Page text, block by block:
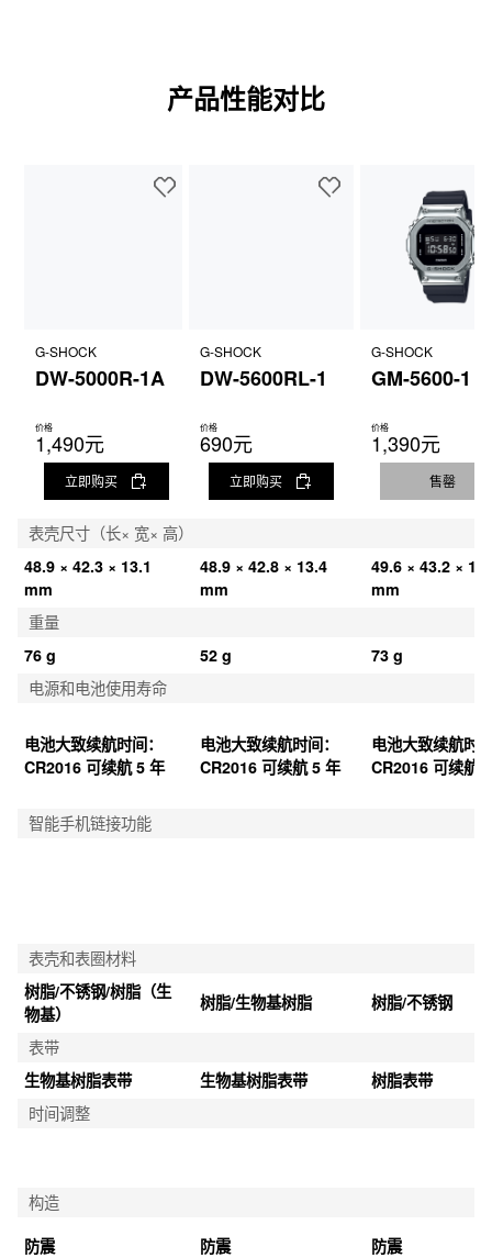
产品性能对比
G-SHOCK
DW-5000R-1A
价格
1,490元
立即购买
G-SHOCK
DW-5600RL-1
价格
690元
立即购买
G-SHOCK
GM-5600-1
价格
1,390元
售罄
表壳尺寸（长× 宽× 高）
48.9 × 42.3 × 13.1
mm
48.9 × 42.8 × 13.4
mm
49.6 × 43.2 ×
mm
重量
76 g
52 g
73 g
电源和电池使用寿命
电池大致续航时间：
CR2016 可续航 5 年
电池大致续航时间：
CR2016 可续航 5 年
电池大致续航时
CR2016 可续航
智能手机链接功能
表壳和表圈材料
树脂/不锈钢/树脂（生
物基）
树脂/生物基树脂 树脂/不锈钢
表带
生物基树脂表带
生物基树脂表带
树脂表带
时间调整
构造
防震
防震 防震